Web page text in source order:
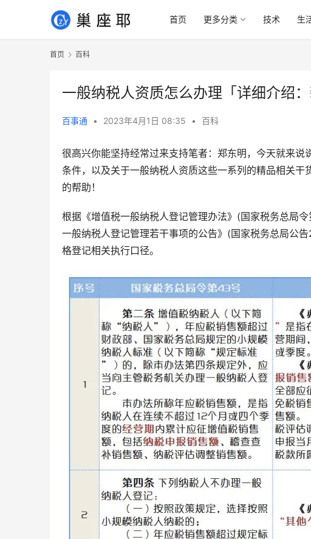
首页 更多分类 技术 生
首页 百科
一般纳税人资质怎么办理「详细介绍
百事通 • 2023年4月1日 08:35 • 百科
很高兴你能坚持经常过来支持笔者：郑东明，今天就来
条件，以及关于一般纳税人资质这些一系列的精品相关
的帮助！
根据《增值税一般纳税人登记管理办法》(国家税务总局
一般纳税人登记管理若干事项的公告》(国家税务总局公
格登记相关执行口径。